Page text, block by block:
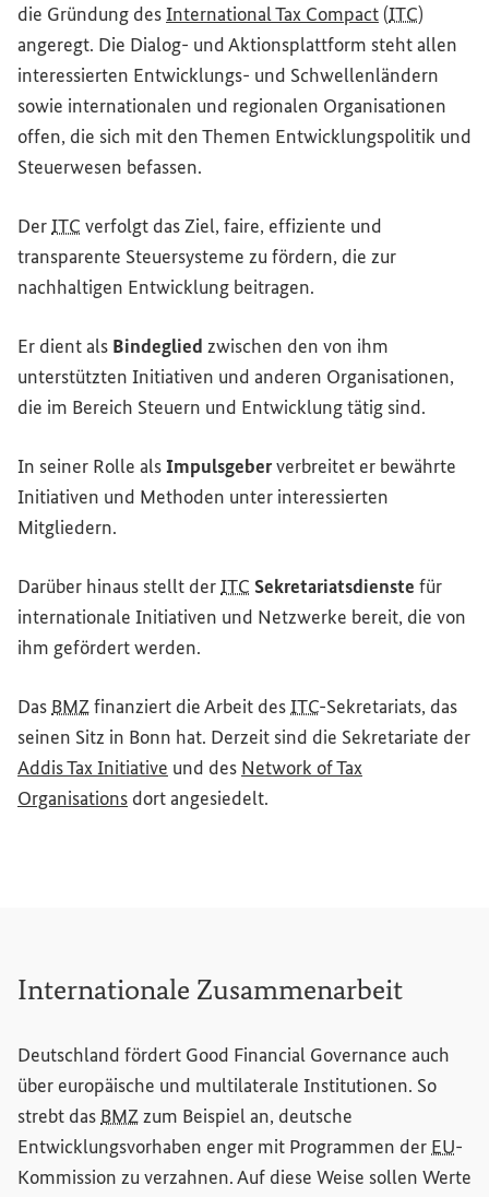
die Gründung desInternational Tax Compact(Externer
(ITC)
angeregt. Die Dialog- und Aktionsplattform steht allen
interessierten Entwicklungs- und Schwellenländern
sowie internationalen und regionalen Organisationen
offen, die sich mit den Themen Entwicklungspolitik und
Steuerwesen befassen.
DerITC verfolgt das Ziel, faire, effiziente und
transparente Steuersysteme zu fördern, die zur
nachhaltigen Entwicklung beitragen.
Er dient als Bindeglied zwischen den von ihm
unterstützten Initiativen und anderen Organisationen,
die im Bereich Steuern und Entwicklung tätig sind.
In seiner Rolle alsImpulsgeberverbreitet er bewährte
Initiativen und Methoden unter interessierten
Mitgliedern.
Darüber hinaus stellt derITC Sekretariatsdienste für
internationale Initiativen und Netzwerke bereit, die von
ihm gefördert werden.
Das BMZfinanziert die Arbeit desITC-Sekretariats, das
seinen Sitz in Bonn hat. Derzeit sind die Sekretariate der
Addis Tax Initiative (Externer Link)
und des Network of Tax
Organisations(Externer Link)
dort angesiedelt.
Internationale Zusammenarbeit
Deutschland fördert Good Financial Governance auch
über europäische und multilaterale Institutionen. So
strebt das BMZzum Beispiel an, deutsche
Entwicklungsvorhaben enger mit Programmen der EU-
Kommission zu verzahnen. Auf diese Weise sollen Werte